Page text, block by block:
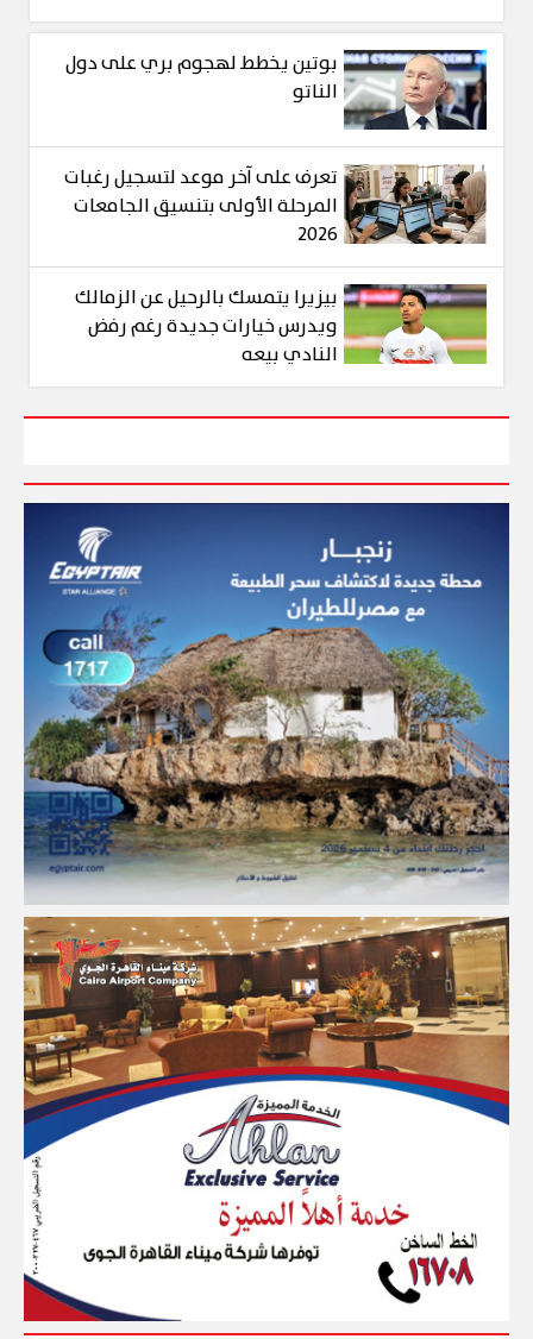
بوتين يخطط لهجوم بري على دول
الناتو
تعرف على آخر موعد لتسجيل رغبات
المرحلة الأولى بتنسيق الجامعات
2026
بيزيرا يتمسك بالرحيل عن الزمالك
ويدرس خيارات جديدة رغم رفض
النادي بيعه